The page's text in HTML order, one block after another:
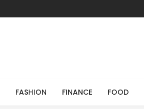
FASHION FINANCE FOOD